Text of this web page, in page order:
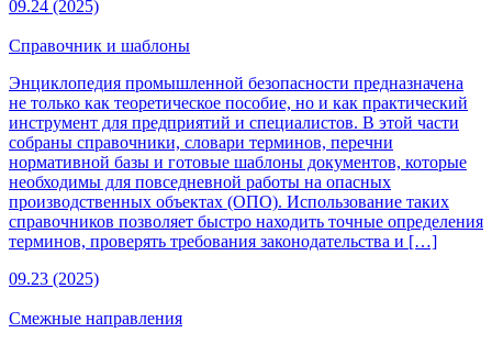
09.24 (2025)
Справочник и шаблоны
Энциклопедия промышленной безопасности предназначена
не только как теоретическое пособие, но и как практический
инструмент для предприятий и специалистов. В этой части
собраны справочники, словари терминов, перечни
нормативной базы и готовые шаблоны документов, которые
необходимы для повседневной работы на опасных
производственных объектах (ОПО). Использование таких
справочников позволяет быстро находить точные определения
терминов, проверять требования законодательства и […]
09.23 (2025)
Смежные направления